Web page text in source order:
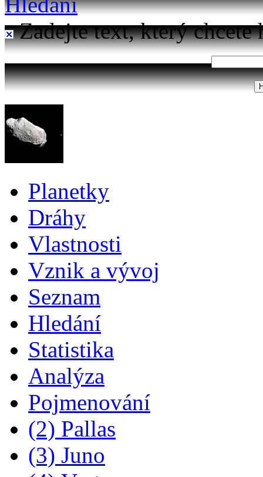
Zadejte text, který chcete
Planetky
Dráhy
Vlastnosti
Vznik a vývoj
Seznam
Hledání
Statistika
Analýza
Pojmenování
(2) Pallas
(3) Juno